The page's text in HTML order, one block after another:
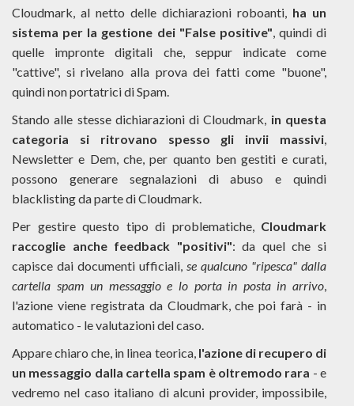
Cloudmark, al netto delle dichiarazioni roboanti, ha un
sistema per la gestione dei "False positive", quindi di
quelle impronte digitali che, seppur indicate come
"cattive", si rivelano alla prova dei fatti come "buone",
quindi non portatrici di Spam.
Stando alle stesse dichiarazioni di Cloudmark, in questa
categoria si ritrovano spesso gli invii massivi,
Newsletter e Dem, che, per quanto ben gestiti e curati,
possono generare segnalazioni di abuso e quindi
blacklisting da parte di Cloudmark.
Per gestire questo tipo di problematiche, Cloudmark
raccoglie anche feedback "positivi": da quel che si
capisce dai documenti ufficiali, se qualcuno "ripesca" dalla
cartella spam un messaggio e lo porta in posta in arrivo,
l'azione viene registrata da Cloudmark, che poi farà - in
automatico - le valutazioni del caso.
Appare chiaro che, in linea teorica, l'azione di recupero di
un messaggio dalla cartella spam è oltremodo rara - e
vedremo nel caso italiano di alcuni provider, impossibile,